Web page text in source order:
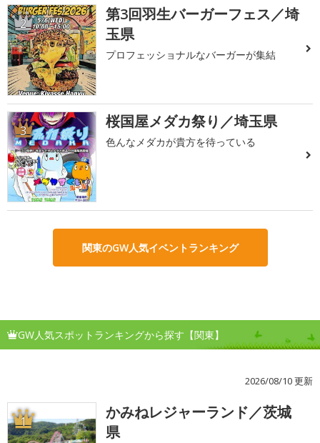
2
第3回羽生バーガーフェス／埼
玉県
プロフェッショナルなバーガーが集結
3 桜国屋メダカ祭り／埼玉県
色んなメダカが貴方を待っている
関東のGW人気イベントランキング
GW人気スポットランキングから探す【関東】
2026/08/10 更新
1
かみねレジャーランド／茨城
県